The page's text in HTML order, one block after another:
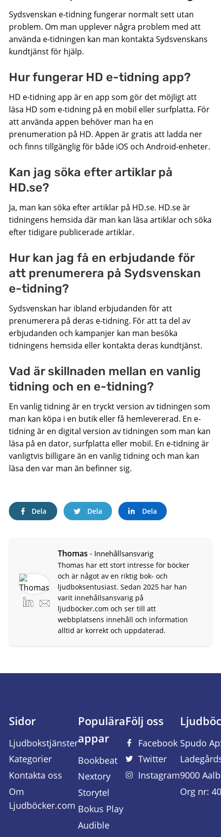
Sydsvenskan e-tidning fungerar normalt sett utan
problem. Om man upplever några problem med att
använda e-tidningen kan man kontakta Sydsvenskans
kundtjänst för hjälp.
Hur fungerar HD e-tidning app?
HD e-tidning app är en app som gör det möjligt att
läsa HD som e-tidning på en mobil eller surfplatta. För
att använda appen behöver man ha en
prenumeration på HD. Appen är gratis att ladda ner
och finns tillgänglig för både iOS och Android-enheter.
Kan jag söka efter artiklar på
HD.se?
Ja, man kan söka efter artiklar på HD.se. HD.se är
tidningens hemsida där man kan läsa artiklar och söka
efter tidigare publicerade artiklar.
Hur kan jag få en erbjudande för
att prenumerera på Sydsvenskan
e-tidning?
Sydsvenskan har ibland erbjudanden för att
prenumerera på deras e-tidning. För att ta del av
erbjudanden och kampanjer kan man besöka
tidningens hemsida eller kontakta deras kundtjänst.
Vad är skillnaden mellan en vanlig
tidning och en e-tidning?
En vanlig tidning är en tryckt version av tidningen som
man kan köpa i en butik eller få hemlevererad. En e-
tidning är en digital version av tidningen som man kan
läsa på en dator, surfplatta eller mobil. En e-tidning är
vanligtvis billigare än en vanlig tidning och man kan
läsa den var man än befinner sig.
Dela Dela Dela
Thomas - Innehållsansvarig
Thomas har ett stort intresse för böcker
och är något av en riktig bok- och
ljudboksentusiast. Sedan 2025 har han
varit innehållsansvarig på
ljudböcker.com och ser till att
webbplatsens innehåll och information
alltid är korrekt och uppdaterad.
Sidor
Ljudbokstjänster
Kategorier
Kontakta oss
Om
Ljudböcker.com
Populära
appar
Bookbeat
Nextory
Storytel
Bokus Play
Audible
Följ oss
Facebook
Twitter
Instagram
Spudo
9000
Org nr: